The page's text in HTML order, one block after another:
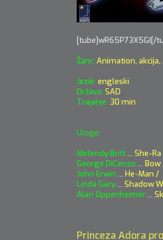
[tube]wR65P73X5GI[/
Žanr: Animation, akcija,
Jezik: engleski
Država: SAD
Trajanje: 30 min
Uloge:
Melendy Britt... She-
George DiCenzo ... Bow
John Erwin ... He-Man /
Linda Gary... Shadow
Alan Oppenheimer...
Princeza Adora